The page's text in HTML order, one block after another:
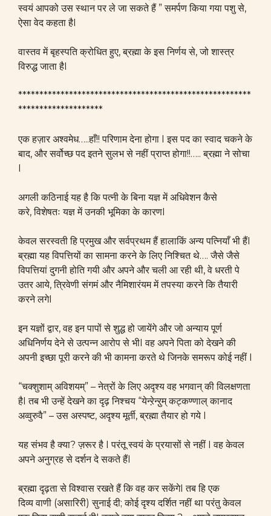
स्वयं आपको उस स्थान पर ले जा सकते हैं ” समर्पण किया गया पशु से,
ऐसा वेद कहता हैI
वास्तव में बृहस्पति क्रोधित हुए, ब्रह्मा के इस निर्णय से, जो शास्त्र
विरुद्ध जाता हैI
*******************************************************
********************
एक हज़ार अश्वमेध…..हाँ!! परिणाम देना होगा I इस पद का स्वाद चकने के
बाद, और सर्वोच्छ पद इतने सुलभ से नहीं प्राप्त होगा!!….. ब्रह्मा ने सोचा
I
अगली कठिनाई यह है कि पत्नी के बिना यज्ञ में अधिवेशन कैसे
करे, विशेषतः यज्ञ में उनकी भूमिका के कारणI
केवल सरस्वती हि प्रमुख और सर्वप्रथम हैं हालाकिं अन्य पत्नियाँ भी हैंI
ब्रह्मा यह विपत्तियों का सामना करने के लिए निश्चित थे…. जैसे जैसे
विपत्तियां दुगनी होति गयी और अपने और चली आ रही थी, वे धरती पे
उतर आये, त्रिवेणी संगमं और नैमिशारंयम में तपस्या करने कि तैयारी
करने लगेI
इन यज्ञों द्वार, वह इन पापों से शुद्ध हो जायेंगे और जो अन्याय पूर्ण
अधिनिर्णय देने से उत्पन्न आरोप से भीI वह अपने पिता को देखने की
अपनी इच्छा पूरी करने की भी कामना करते थे जिनके समरूप कोई नहीं I
“चक्शुशाम् अविशयम्” – नेत्रों के लिए अदृश्य वह भगवान् की विलक्षणता
हैI तब भी उन्हें देखने का दृढ़ निश्चय “येन्ऱेन्ऱुम् कट्कण्णाल् कानाद
अव्वुरुवै” – उस अस्पष्ट, अदृश्य मूर्ती, ब्रह्मा तैयार हो गये I
यह संभव है क्या? ज़रूर है I परंतू स्वयं के प्रयासों से नहीं I वह केवल
अपने अनुग्रह से दर्शन दे सकते हैंI
ब्रह्मा दृढ़ता से विश्वास रखते हैं कि वह कर सकेंगेI तब हि एक
दिव्य वाणी (असारिरी) सुनाई दी; कोई दृश्य दर्शित नहीं था परंतु केवल